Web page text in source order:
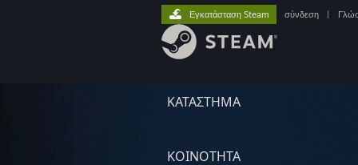
ΚΑΤΑΣΤΗΜΑ
ΚΟΙΝΟΤΗΤΑ
Εγκατάσταση Steam σύνδεση